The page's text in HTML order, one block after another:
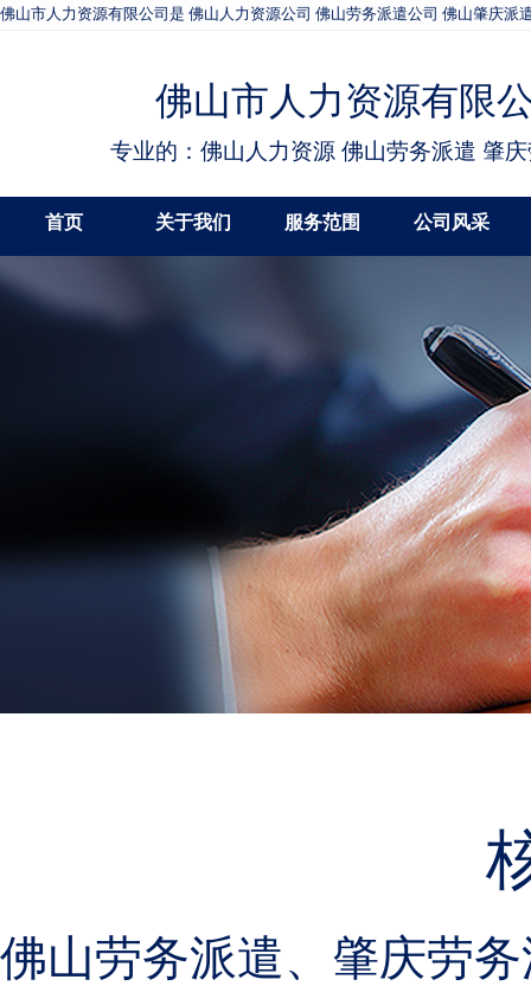
佛山市人力资源有限公司是 佛山人力资源公司 佛山劳务派遣公司 佛山肇庆派
佛山市人力资源有限
专业的：佛山人力资源 佛山劳务派遣 肇
首页 关于我们 服务范围 公司风采
佛山劳务派遣、肇庆劳